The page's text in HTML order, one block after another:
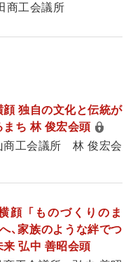
商工会議所
顔 独自の文化と伝統が
まち 林 俊宏会頭
工会議所 林 俊宏会
顔 「ものづくりのま
、家族のような絆でつ
来 弘中 善昭会頭